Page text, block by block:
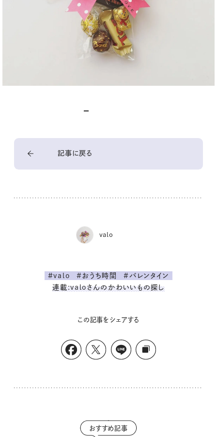
記事に戻る
valo
#valo #おうち時間
#バレンタイン
連載:valoさんのかわいいもの探し
この記事をシェアする
おすすめ記事